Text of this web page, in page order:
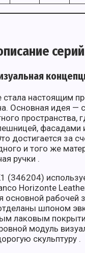
серий
стала настоящим
Основная идея —
пространства,
фасадами
достигается за
и того же
ручки .
(346204)
Horizonte
основной
шпоном
лаковым
модуль
скульптуру .